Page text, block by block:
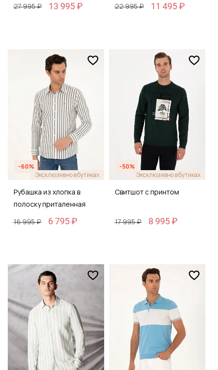
27 995 ₽
13 995 ₽
22 995 ₽
11 495 ₽
-60%
Эксклюзивно в бутиках
Рубашка из хлопка в
полоску приталенная
16 995 ₽
6 795 ₽
-50%
Эксклюзивно в бутиках
Свитшот с принтом
17 995 ₽ 8 995 ₽